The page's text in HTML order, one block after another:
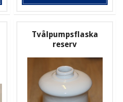
Tvålpumpsflaska
reserv